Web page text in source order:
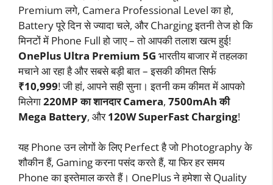
Premium लगे, Camera Professional Level का हो,
Battery पूरे दिन से ज्यादा चले, और Charging इतनी तेज हो कि
मिनटों में Phone Full हो जाए – तो आपकी तलाश खत्म हुई!
OnePlus Ultra Premium 5G भारतीय बाजार में तहलका
मचाने आ रहा है और सबसे बड़ी बात – इसकी कीमत सिर्फ
₹10,999! जी हां, आपने सही सुना। इतनी कम कीमत में आपको
मिलेगा220MP का शानदार Camera, 7500mAh की
Mega Battery, और120W SuperFast Charging!
यह Phone उन लोगों के लिए Perfect है जो Photography के
शौकीन हैं, Gaming करना पसंद करते हैं, या फिर हर समय
Phone का इस्तेमाल करते हैं। OnePlus ने हमेशा से Quality